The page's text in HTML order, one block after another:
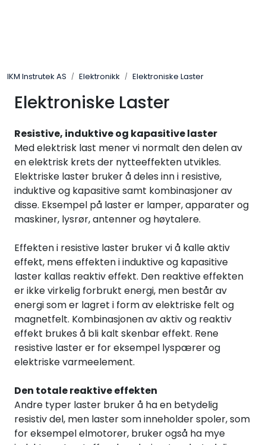
IKM Instrutek AS Elektronikk Elektroniske Laster
Elektroniske Laster
Resistive, induktive og kapasitive laster
Med elektrisk last mener vi normalt den delen av
en elektrisk krets der nytteeffekten utvikles.
Elektriske laster bruker å deles inn i resistive,
induktive og kapasitive samt kombinasjoner av
disse. Eksempel på laster er lamper, apparater og
maskiner, lysrør, antenner og høytalere.
Effekten i resistive laster bruker vi å kalle aktiv
effekt, mens effekten i induktive og kapasitive
laster kallas reaktiv effekt. Den reaktive effekten
er ikke virkelig forbrukt energi, men består av
energi som er lagret i form av elektriske felt og
magnetfelt. Kombinasjonen av aktiv og reaktiv
effekt brukes å bli kalt skenbar effekt. Rene
resistive laster er for eksempel lyspærer og
elektriske varmeelement.
Den totale reaktive effekten
Andre typer laster bruker å ha en betydelig
resistiv del, men laster som inneholder spoler, som
for eksempel elmotorer, bruker også ha mye
Elektro
Prosess
Frekvensomformere
Miljø og sikkerhet
Kalibratorer
Termografi
Undervisning
Navigasjon & Kommunikasjon
Tilbehør
Kampanjer